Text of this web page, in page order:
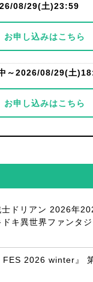
08/29(土)23:59
お申し込みはこちら
～2026/08/29(土
お申し込みはこちら
士ドリアン 2026年
キ異世界ファンタ
FES 2026 winter』